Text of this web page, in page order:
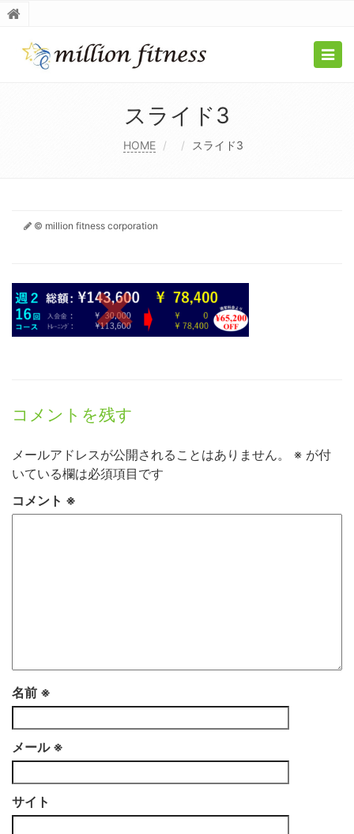
スライド3
HOME スライド3
© million fitness corporation
コメントを残す
メールアドレスが公開されることはありません。 ※ が付
いている欄は必須項目です
コメント ※
名前 ※
メール ※
サイト